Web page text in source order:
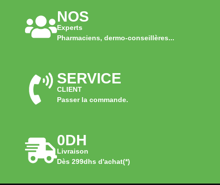
NOS
Experts
Pharmaciens, dermo-conseillères...
SERVICE
CLIENT
Passer la commande.
0DH
Livraison
Dès 299dhs d'achat(*)